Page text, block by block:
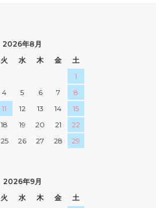
2026年8月
火 水 木 金
土
1
4 5 6 7
8
11 12 13 14
15
18 19 20 21
22
25 26 27 28
29
2026年9月
火 水 木 金
土